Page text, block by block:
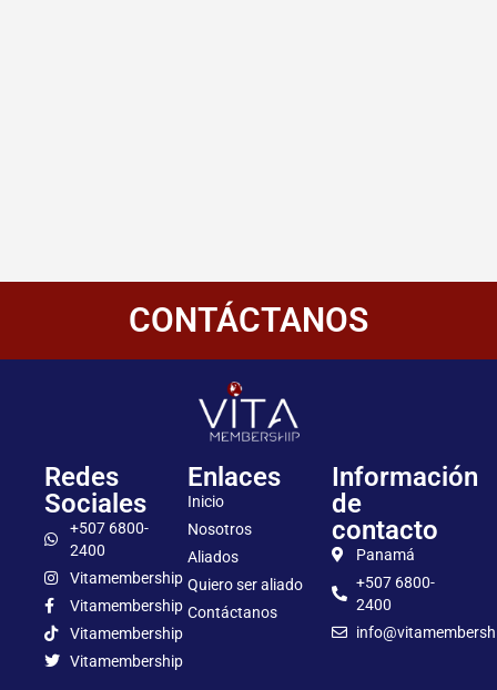
CONTÁCTANOS
Redes
Sociales
+507 6800-
2400
Vitamembership
Vitamembership
Vitamembership
Vitamembership
Enlaces
Inicio
Nosotros
Aliados
Quiero ser aliado
Contáctanos
Información
de
contacto
Panamá
+507 6800-
2400